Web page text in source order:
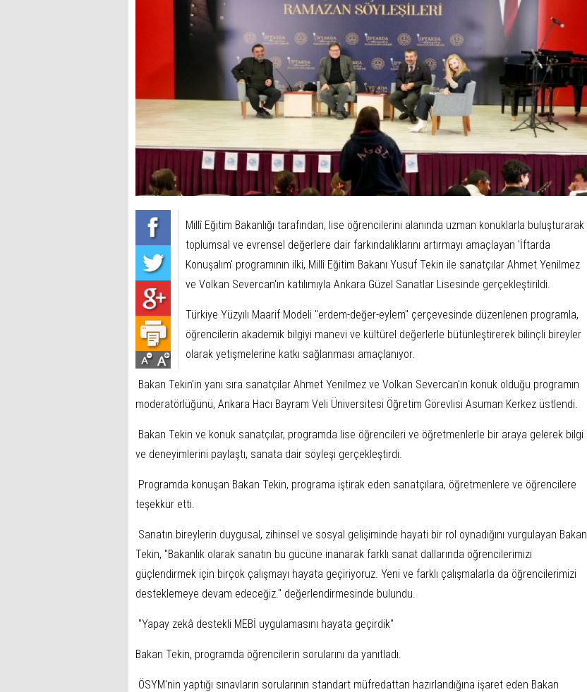
Millî Eğitim Bakanlığı tarafından, lise öğrencilerini alanında uzman konuklarla buluşturarak
toplumsal ve evrensel değerlere dair farkındalıklarını artırmayı amaçlayan 'İftarda
Konuşalım' programının ilki, Millî Eğitim Bakanı Yusuf Tekin ile sanatçılar Ahmet Yenilmez
ve Volkan Severcan'ın katılımıyla Ankara Güzel Sanatlar Lisesinde gerçekleştirildi.
Türkiye Yüzyılı Maarif Modeli "erdem-değer-eylem" çerçevesinde düzenlenen programla,
öğrencilerin akademik bilgiyi manevi ve kültürel değerlerle bütünleştirerek bilinçli bireyler
olarak yetişmelerine katkı sağlanması amaçlanıyor.
Bakan Tekin'in yanı sıra sanatçılar Ahmet Yenilmez ve Volkan Severcan'ın konuk olduğu programın
moderatörlüğünü, Ankara Hacı Bayram Veli Üniversitesi Öğretim Görevlisi Asuman Kerkez üstlendi.
Bakan Tekin ve konuk sanatçılar, programda lise öğrencileri ve öğretmenlerle bir araya gelerek bilgi
ve deneyimlerini paylaştı, sanata dair söyleşi gerçekleştirdi.
Programda konuşan Bakan Tekin, programa iştirak eden sanatçılara, öğretmenlere ve öğrencilere
teşekkür etti.
Sanatın bireylerin duygusal, zihinsel ve sosyal gelişiminde hayati bir rol oynadığını vurgulayan Bakan
Tekin, "Bakanlık olarak sanatın bu gücüne inanarak farklı sanat dallarında öğrencilerimizi
güçlendirmek için birçok çalışmayı hayata geçiriyoruz. Yeni ve farklı çalışmalarla da öğrencilerimizi
desteklemeye devam edeceğiz." değerlendirmesinde bulundu.
"Yapay zekâ destekli MEBİ uygulamasını hayata geçirdik"
Bakan Tekin, programda öğrencilerin sorularını da yanıtladı.
ÖSYM'nin yaptığı sınavların sorularının standart müfredattan hazırlandığına işaret eden Bakan